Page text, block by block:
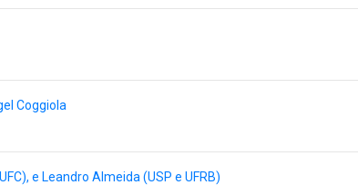
Coggiola
e Leandro Almeida (USP e UFRB)